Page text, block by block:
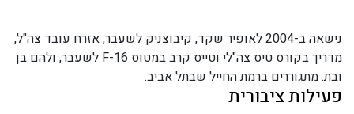
נישאה ב-2004 לאופיר שקד, קיבוצניק לשעבר, אזרח עובד צה"ל,
מדריך בקורס טיס צה"לי וטייס קרב במטוס F-16 לשעבר, ולהם בן
ובת. מתגוררים ברמת החייל שבתל אביב.
פעילות ציבורית